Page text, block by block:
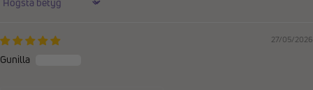
Sort by
27/05/2026
Gunilla